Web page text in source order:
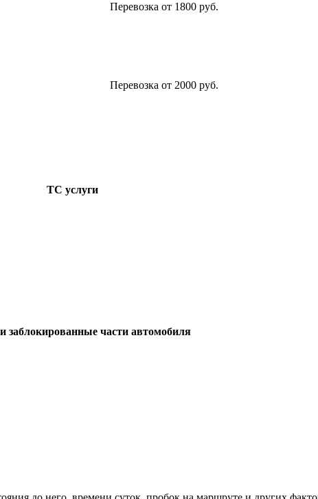
Перевозка от 1800 руб.
Перевозка от 2000 руб.
ТС услуги
заблокированные части автомобиля